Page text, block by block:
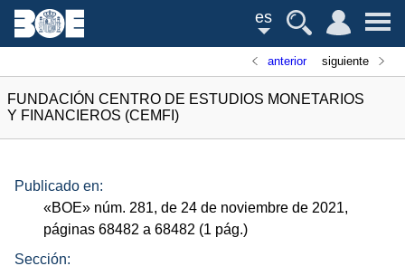
es
anterior siguiente
FUNDACIÓN CENTRO DE ESTUDIOS MONETARIOS
Y FINANCIEROS (CEMFI)
Publicado en:
«BOE» núm. 281, de 24 de noviembre de 2021,
páginas 68482 a 68482 (1 pág.)
Sección: